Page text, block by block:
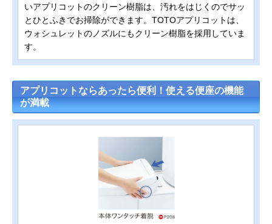
いアプリコットのクリーン樹脂は、汚れをはじくのでサッ
とひとふきでお掃除ができます。TOTOアプリコットは、
ウォシュレットのノズルにもクリーン樹脂を採用していま
す。
アプリコットならあったら便利！使える便座の機能
が満載